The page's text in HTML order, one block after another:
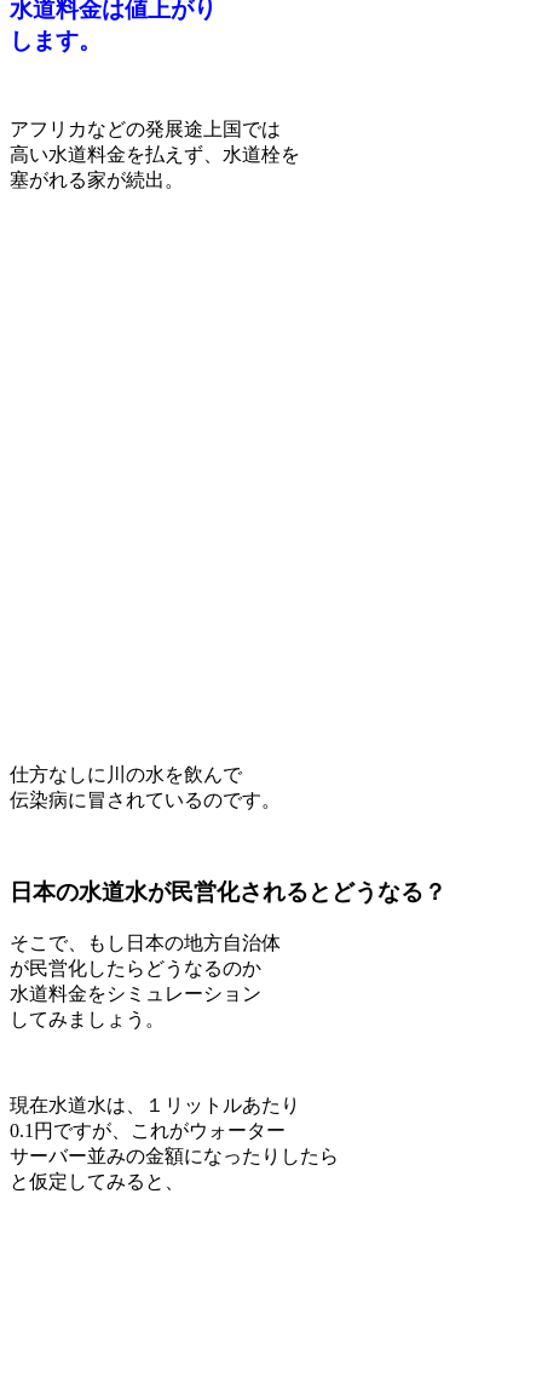
水道料金は値上がり
します。
アフリカなどの発展途上国では
高い水道料金を払えず、水道栓を
塞がれる家が続出。
仕方なしに川の水を飲んで
伝染病に冒されているのです。
日本の水道水が民営化されるとどうなる？
そこで、もし日本の地方自治体
が民営化したらどうなるのか
水道料金をシミュレーション
してみましょう。
現在水道水は、１リットルあたり
0.1円ですが、これがウォーター
サーバー並みの金額になったりしたら
と仮定してみると、